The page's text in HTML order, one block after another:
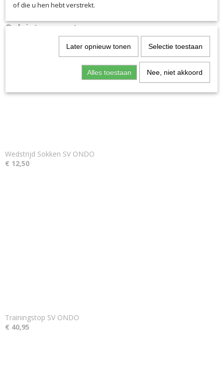
Ook interessant
Wedstrijd Sokken SV ONDO
€ 12,50
Trainingstop SV ONDO
€ 40,95
of die u hen hebt verstrekt.
Later opnieuw tonen Selectie toestaan
Alles toestaan Nee, niet akkoord